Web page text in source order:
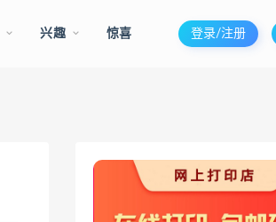
兴趣 惊喜 登录/注册